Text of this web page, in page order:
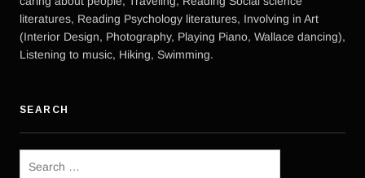
literatures, Reading Psychology literatures, Involving in Art
(Interior Design, Photography, Playing Piano, Wallace dancing),
Listening to music, Hiking, Swimming.
SEARCH